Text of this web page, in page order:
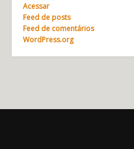
Acessar
Feed de posts
Feed de comentários
WordPress.org